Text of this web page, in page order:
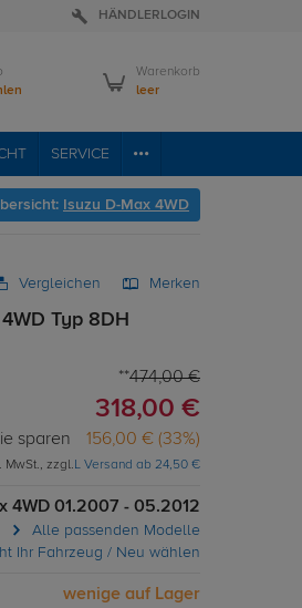
HÄNDLERLOGIN
Warenkorb
leer
SERVICE
Isuzu D-Max 4WD
Vergleichen Merken
Typ 8DH
474,00 €
318,00 €
sparen 156,00 € (33%)
MwSt., zzgl.L Versand ab 24,50 €
4WD 01.2007 - 05.2012
Alle passenden Modelle
Ihr Fahrzeug / Neu wählen
wenige auf Lager